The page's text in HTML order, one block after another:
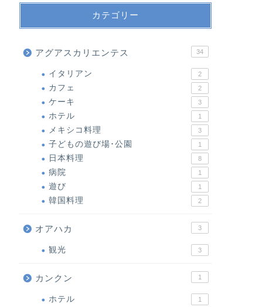
カテゴリー
アグアスカリエンテス 34
イタリアン 2
カフェ 2
ケーキ 3
ホテル 1
メキシコ料理 3
子どもの遊び場･公園 1
日本料理 8
病院 1
遊び 1
韓国料理 2
オアハカ 3
観光 3
カンクン 1
ホテル 1